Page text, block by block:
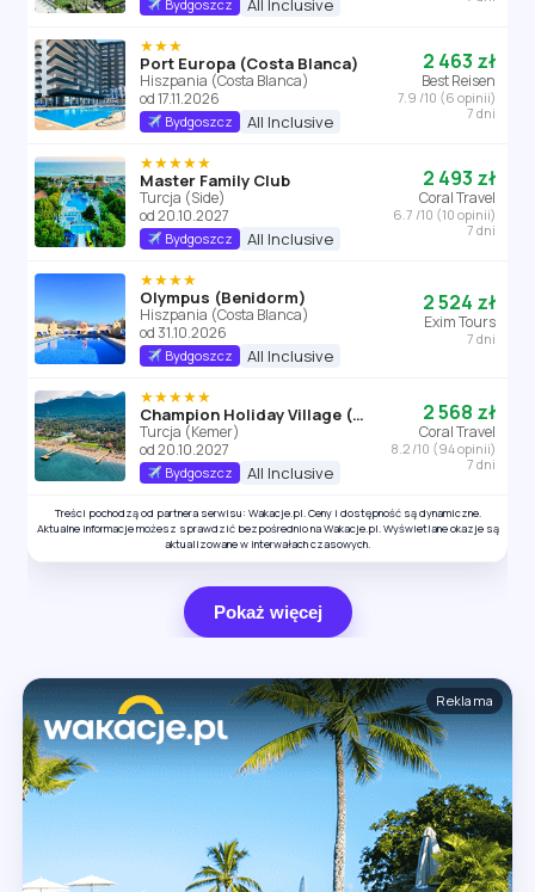
Bydgoszcz All Inclusive
★★★
Port Europa (Costa Blanca)
Hiszpania (Costa Blanca)
od 17.11.2026
Bydgoszcz All Inclusive
2 463 zł
Best Reisen
7.9 /10 (6 opinii)
7 dni
★★★★★
Master Family Club
Turcja (Side)
od 20.10.2027
Bydgoszcz All Inclusive
2 493 zł
Coral Travel
6.7 /10 (10 opinii)
7 dni
★★★★
Olympus (Benidorm)
Hiszpania (Costa Blanca)
od 31.10.2026
Bydgoszcz All Inclusive
2 524 zł
Exim Tours
7 dni
★★★★★
Champion Holiday Village (Kemer)
Turcja (Kemer)
od 20.10.2027
Bydgoszcz All Inclusive
2 568 zł
Coral Travel
8.2 /10 (94 opinii)
7 dni
Treści pochodzą od partnera serwisu: Wakacje.pl. Ceny i dostępność są dynamiczne.
Aktualne informacje możesz sprawdzić bezpośrednio na Wakacje.pl. Wyświetlane okazje są
aktualizowane w interwałach czasowych.
Pokaż więcej
Reklama